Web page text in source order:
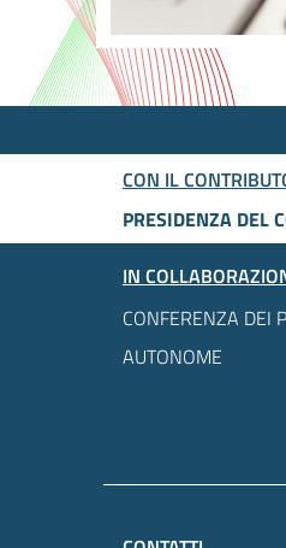
CON IL
PRESIDENZA DEL
IN
CONFERENZA DEI
AUTONOME